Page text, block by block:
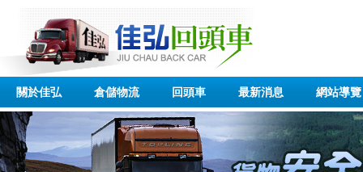
關於佳弘 倉儲物流 回頭車 最新消息 網站導覽